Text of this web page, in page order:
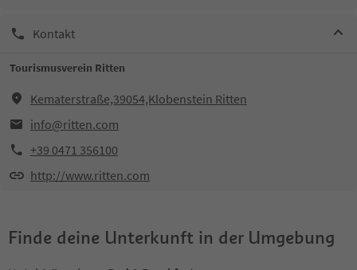
Kontakt
Tourismusverein Ritten
Kematerstraße,39054,Klobenstein Ritten
info@ritten.com
+39 0471 356100
http://www.ritten.com
Finde deine Unterkunft in der Umgebung